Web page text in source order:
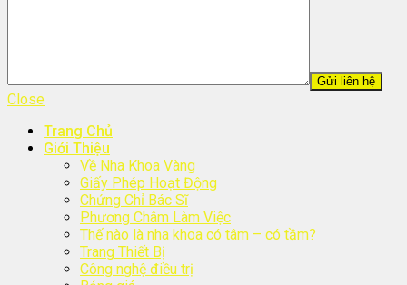
Close
Trang Chủ
Giới Thiệu
Về Nha Khoa Vàng
Giấy Phép Hoạt Động
Chứng Chỉ Bác Sĩ
Phương Châm Làm Việc
Thế nào là nha khoa có tâm – có tầm?
Trang Thiết Bị
Công nghệ điều trị